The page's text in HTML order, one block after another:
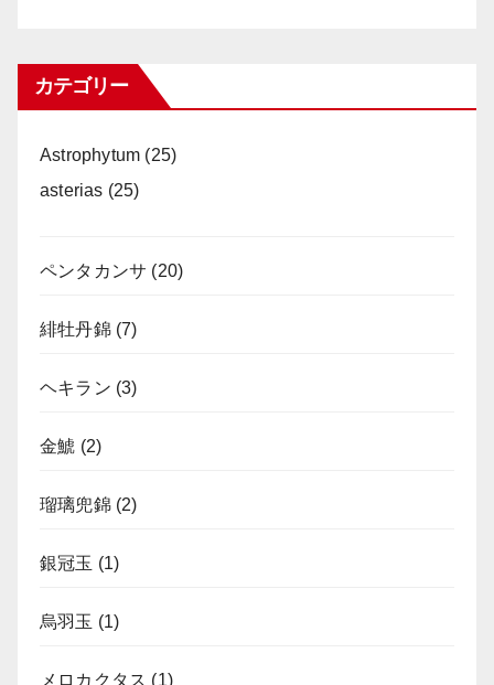
カテゴリー
Astrophytum (25)
asterias (25)
ペンタカンサ (20)
緋牡丹錦(7)
ヘキラン (3)
金鯱 (2)
瑠璃兜錦(2)
銀冠玉 (1)
烏羽玉 (1)
メロカクタス (1)